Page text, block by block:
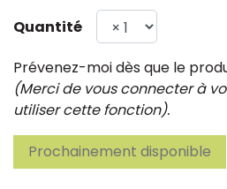
Quantité
Prévenez-moi dès que le
(Merci de vous connecter à
utiliser cette fonction).
Prochainement disponible